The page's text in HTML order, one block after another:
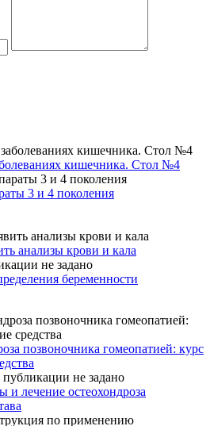
кишечника. Стол №4
3 и 4 поколения
анализы крови и кала
беременности
позвоночника гомеопатией: курс
лечение остеохондроза